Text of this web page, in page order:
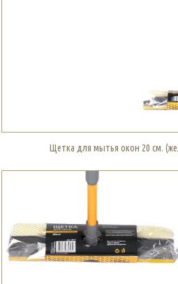
Щетка для мытья окон 20 см.